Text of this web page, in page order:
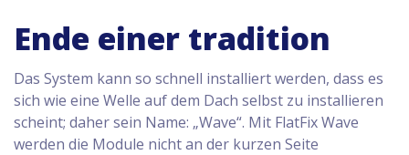
Ende einer tradition
Das System kann so schnell installiert werden, dass es
sich wie eine Welle auf dem Dach selbst zu installieren
scheint; daher sein Name: „Wave“. Mit FlatFix Wave
werden die Module nicht an der kurzen Seite